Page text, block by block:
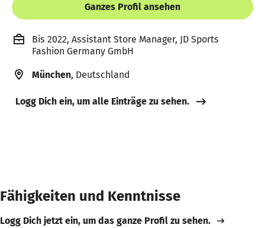
Ganzes Profil ansehen
Bis 2022, Assistant Store Manager, JD Sports
Fashion Germany GmbH
München, Deutschland
Logg Dich ein, um alle Einträge zu sehen.
Fähigkeiten und Kenntnisse
Logg Dich jetzt ein, um das ganze Profil zu sehen.